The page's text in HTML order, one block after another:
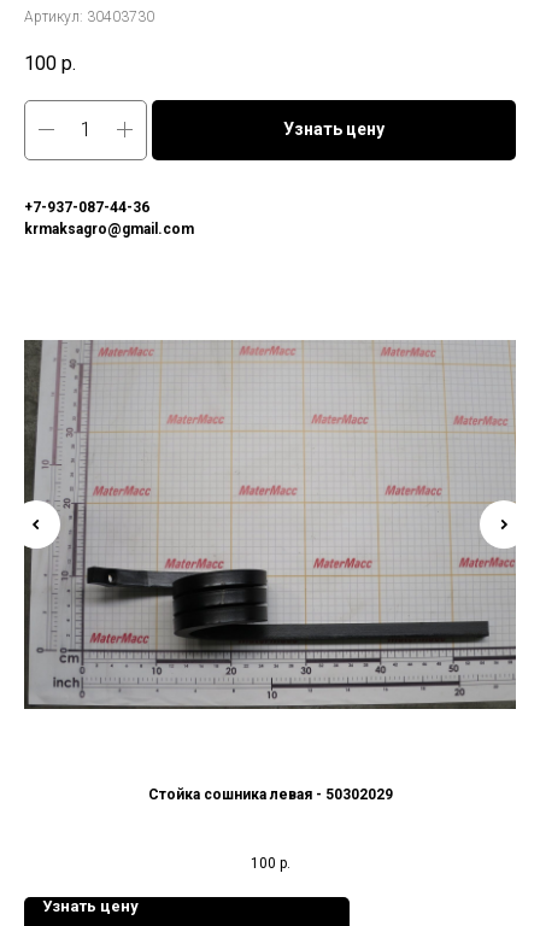
Артикул: 30403730
100 р.
Узнать цену
+7-937-087-44-36
krmaksagro@gmail.com
Стойка сошника левая - 50302029
100 р.
Узнать цену